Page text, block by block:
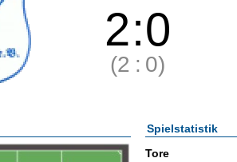
2:0
(2 : 0)
Spielstatistik
Tore